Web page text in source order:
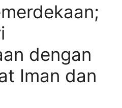
dengan
Iman dan